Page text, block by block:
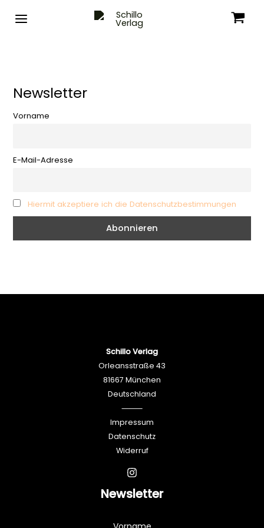
Inhalt
Newsletter
Vorname
E-Mail-Adresse
Hiermit akzeptiere ich die Datenschutzbestimmungen
Schillo Verlag
Orleansstraße 43
81667 München
Deutschland
⸻
Impressum
Datenschutz
Widerruf
Newsletter